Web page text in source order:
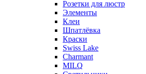
Розетки для люстр
Элементы
Клеи
Шпатлёвка
Краски
Swiss Lake
Charmant
MILQ